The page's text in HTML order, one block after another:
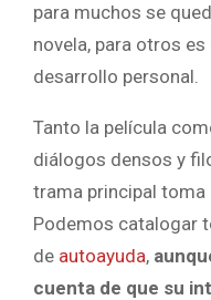
para muchos se
novela, para otros
desarrollo personal.
Tanto la película
diálogos densos y
trama principal toma
Podemos catalogar
de autoayuda,
cuenta de que su